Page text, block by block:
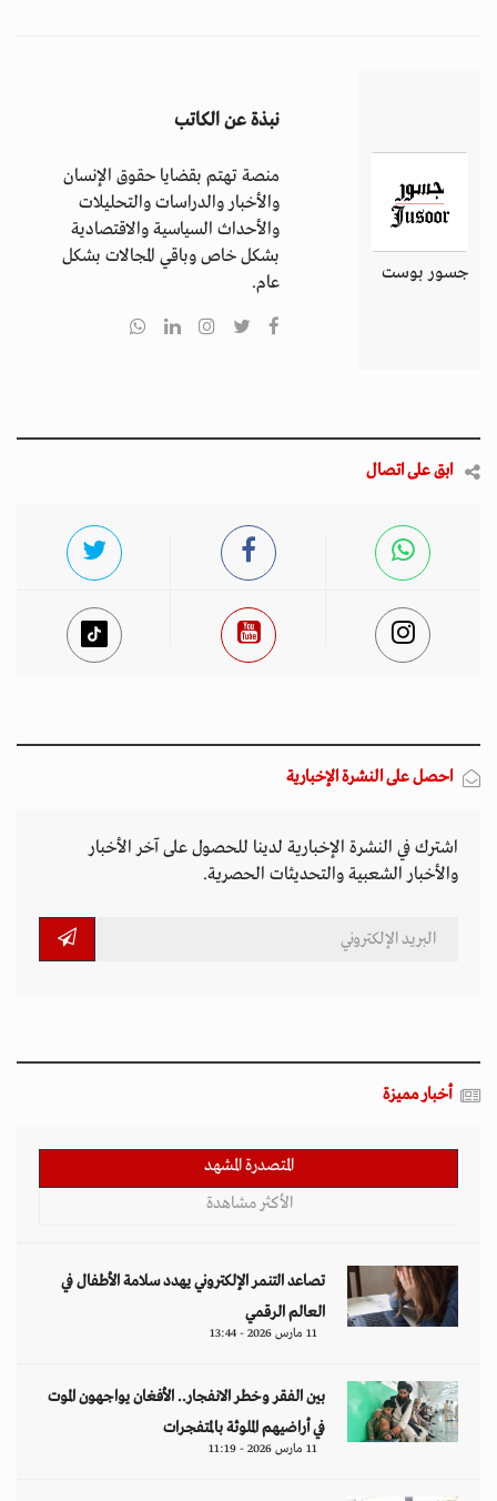
جسور بوست
نبذة عن الكاتب
منصة تهتم بقضايا حقوق الإنسان
والأخبار والدراسات والتحليلات
والأحداث السياسية والاقتصادية
بشكل خاص وباقي المجالات بشكل
عام.
ابق على اتصال
احصل على النشرة الإخبارية
اشترك في النشرة الإخبارية لدينا للحصول على آخر الأخبار
والأخبار الشعبية والتحديثات الحصرية.
أخبار مميزة
المتصدرة المشهد
الأكثر مشاهدة
تصاعد التنمر الإلكتروني يهدد سلامة الأطفال في
العالم الرقمي
11 مارس 2026 - 13:44
بين الفقر وخطر الانفجار.. الأفغان يواجهون الموت
في أراضيهم الملوثة بالمتفجرات
11 مارس 2026 - 11:19